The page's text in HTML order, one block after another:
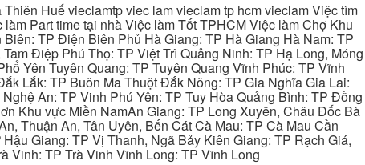
Huế vieclamtp viec lam vieclam tp hcm vieclam Việc tìm
Part time tại nhà Việc làm Tốt TPHCM Việc làm Chợ Khu
TP Điện Biên Phủ Hà Giang: TP Hà Giang Hà Nam: TP
Điệp Phú Thọ: TP Việt Trì Quảng Ninh: TP Hạ Long, Móng
Yên Tuyên Quang: TP Tuyên Quang Vĩnh Phúc: TP Vĩnh
Lắk: TP Buôn Ma Thuột Đắk Nông: TP Gia Nghĩa Gia Lai:
An: TP Vinh Phú Yên: TP Tuy Hòa Quảng Bình: TP Đồng
Khu vực Miền NamAn Giang: TP Long Xuyên, Châu Đốc Bà
Thuận An, Tân Uyên, Bến Cát Cà Mau: TP Cà Mau Cần
Giang: TP Vị Thanh, Ngã Bảy Kiên Giang: TP Rạch Giá,
Vinh: TP Trà Vinh Vĩnh Long: TP Vĩnh Long